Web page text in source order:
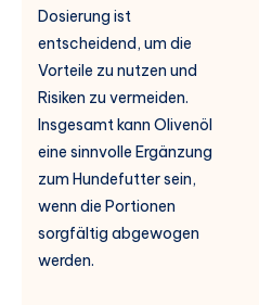
Dosierung ist
entscheidend, um die
Vorteile zu nutzen und
Risiken zu vermeiden.
Insgesamt kann Olivenöl
eine sinnvolle Ergänzung
zum Hundefutter sein,
wenn die Portionen
sorgfältig abgewogen
werden.